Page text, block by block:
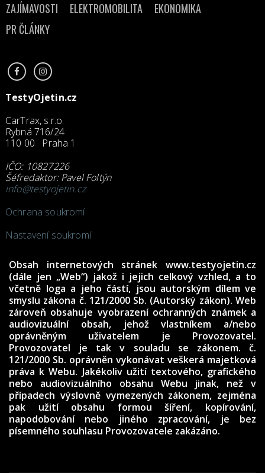
ZAJÍMAVOSTI
ELEKTROMOBILITA
EKONOMIKA
PR ČLÁNKY
TestyOjetin.cz
CarTrax, s.r.o.
Rybná 716/24
110 00 Praha 1
IČO: 10827226
Šéfredaktor: Pavel Foltýn
info@testyojetin.cz
Ochrana soukromí
Nastavení soukromí
Obsah internetových stránek www.testyojetin.cz
(dále jen „Web“) jakož i jejich celkový vzhled, a to
včetně loga a jeho částí, jsou autorským dílem ve
smyslu zákona č. 121/2000 Sb. (Autorský zákon). Web
zároveň obsahuje vyobrazení ochranných známek a
audiovizuální obsah, jehož vlastníkem a/nebo
oprávněným uživatelem je Provozovatel.
Provozovatel je tak v souladu se zákonem. č.
121/2000 Sb. oprávněn vykonávat veškerá majetková
práva k Webu. Jakékoliv užití textového, grafického
nebo audiovizuálního obsahu Webu jinak, než v
případech výslovně vymezených zákonem, zejména
pak užití obsahu formou šíření, kopírování,
napodobování nebo jiného zpracování, je bez
písemného souhlasu Provozovatele zakázáno.